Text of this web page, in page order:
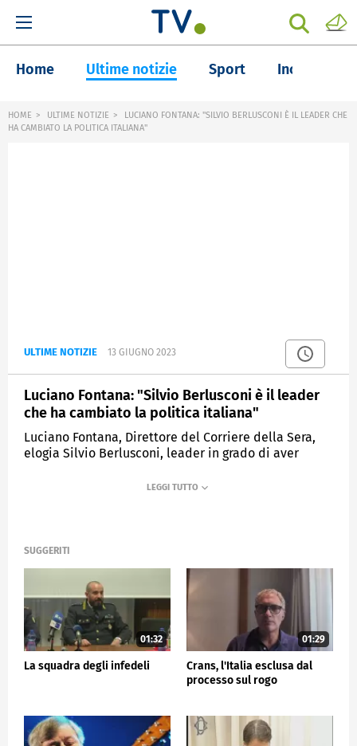
Home Ultime notizie Sport Inchieste
HOME ULTIME NOTIZIE
LUCIANO FONTANA: "SILVIO BERLUSCONI È IL LEADER CHE
HA CAMBIATO LA POLITICA ITALIANA"
ULTIME NOTIZIE 13 GIUGNO 2023
Luciano Fontana: "Silvio Berlusconi è il leader
che ha cambiato la politica italiana"
Luciano Fontana, Direttore del Corriere della Sera,
elogia Silvio Berlusconi, leader in grado di aver
SUGGERITI
01:32
La squadra degli infedeli
01:29
Crans, l'Italia esclusa dal
processo sul rogo